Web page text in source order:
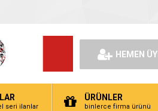
HEMEN
seri ilanlar
ÜRÜNLER
binlerce firma ürünü